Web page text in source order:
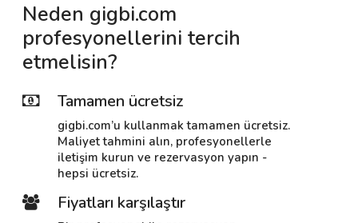
Neden gigbi.com
profesyonellerini tercih
etmelisin?
Tamamen ücretsiz
gigbi.com’u kullanmak tamamen ücretsiz.
Maliyet tahmini alın, profesyonellerle
iletişim kurun ve rezervasyon yapın -
hepsi ücretsiz.
Fiyatları karşılaştır